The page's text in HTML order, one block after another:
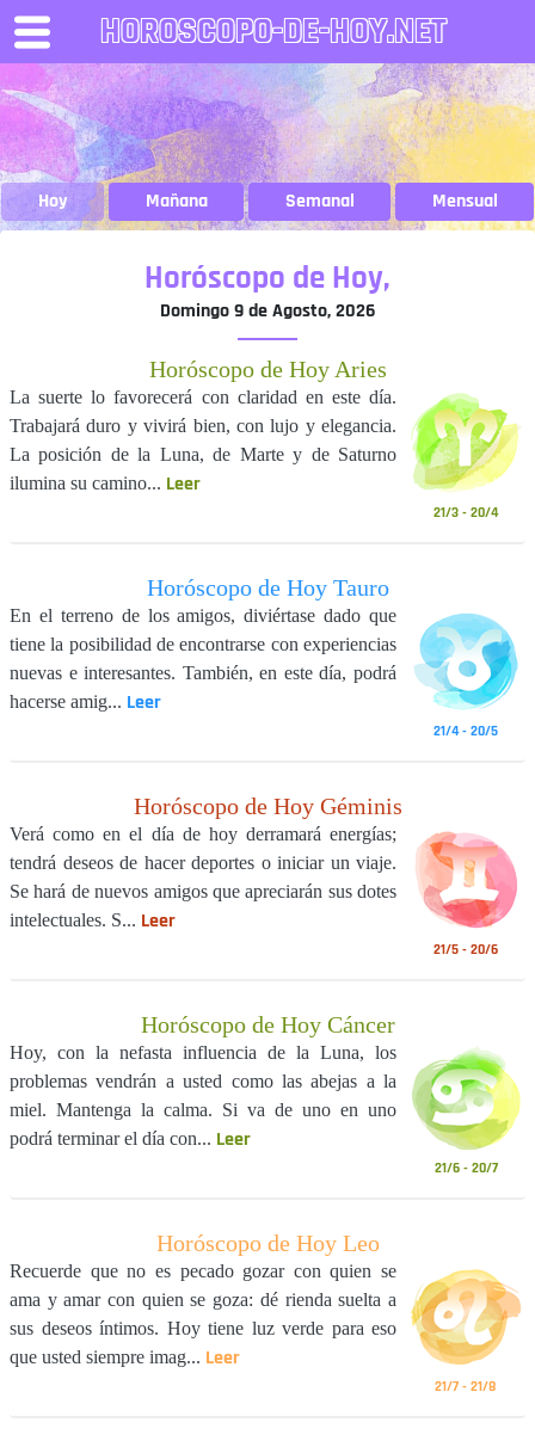
HOROSCOPO-DE-HOY.NET
Hoy Mañana Semanal Mensual
Horóscopo de Hoy,
Domingo 9 de Agosto, 2026
Horóscopo de Hoy Aries
21/3 - 20/4
La suerte lo favorecerá con claridad en este día.
Trabajará duro y vivirá bien, con lujo y elegancia.
La posición de la Luna, de Marte y de Saturno
ilumina su camino... Leer
Horóscopo de Hoy Tauro
21/4 - 20/5
En el terreno de los amigos, diviértase dado que
tiene la posibilidad de encontrarse con experiencias
nuevas e interesantes. También, en este día, podrá
hacerse amig... Leer
Horóscopo de Hoy Géminis
21/5 - 20/6
Verá como en el día de hoy derramará energías;
tendrá deseos de hacer deportes o iniciar un viaje.
Se hará de nuevos amigos que apreciarán sus dotes
intelectuales. S... Leer
Horóscopo de Hoy Cáncer
21/6 - 20/7
Hoy, con la nefasta influencia de la Luna, los
problemas vendrán a usted como las abejas a la
miel. Mantenga la calma. Si va de uno en uno
podrá terminar el día con... Leer
Horóscopo de Hoy Leo
21/7 - 21/8
Recuerde que no es pecado gozar con quien se
ama y amar con quien se goza: dé rienda suelta a
sus deseos íntimos. Hoy tiene luz verde para eso
que usted siempre imag... Leer